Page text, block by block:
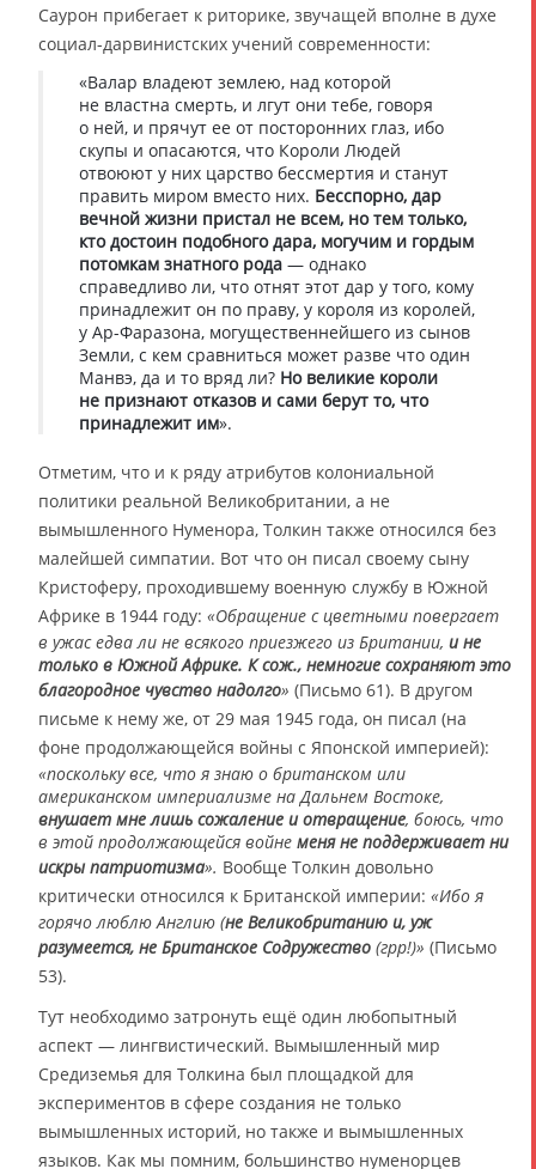
Саурон прибегает к риторике, звучащей вполне в духе
социал-дарвинистских учений современности:
«Валар владеют землею, над которой
не властна смерть, и лгут они тебе, говоря
о ней, и прячут ее от посторонних глаз, ибо
скупы и опасаются, что Короли Людей
отвоюют у них царство бессмертия и станут
править миром вместо них. Бесспорно, дар
вечной жизни пристал не всем, но тем только,
кто достоин подобного дара, могучим и гордым
потомкам знатного рода — однако
справедливо ли, что отнят этот дар у того, кому
принадлежит он по праву, у короля из королей,
у Ар-Фаразона, могущественнейшего из сынов
Земли, с кем сравниться может разве что один
Манвэ, да и то вряд ли? Но великие короли
не признают отказов и сами берут то, что
принадлежит им».
Отметим, что и к ряду атрибутов колониальной
политики реальной Великобритании, а не
вымышленного Нуменора, Толкин также относился без
малейшей симпатии. Вот что он писал своему сыну
Кристоферу, проходившему военную службу в Южной
Африке в 1944 году: «Обращение с цветными повергает
в ужас едва ли не всякого приезжего из Британии, и не
только в Южной Африке. К сож., немногие сохраняют это
благородное чувство надолго» (Письмо 61). В другом
письме к нему же, от 29 мая 1945 года, он писал (на
фоне продолжающейся войны с Японской империей):
«поскольку все, что я знаю о британском или
американском империализме на Дальнем Востоке,
внушает мне лишь сожаление и отвращение, боюсь, что
в этой продолжающейся войне меня не поддерживает ни
искры патриотизма». Вообще Толкин довольно
критически относился к Британской империи: «Ибо я
горячо люблю Англию (не Великобританию и, уж
разумеется, не Британское Содружество (грр!)» (Письмо
53).
Тут необходимо затронуть ещё один любопытный
аспект — лингвистический. Вымышленный мир
Средиземья для Толкина был площадкой для
экспериментов в сфере создания не только
вымышленных историй, но также и вымышленных
языков. Как мы помним, большинство нуменорцев